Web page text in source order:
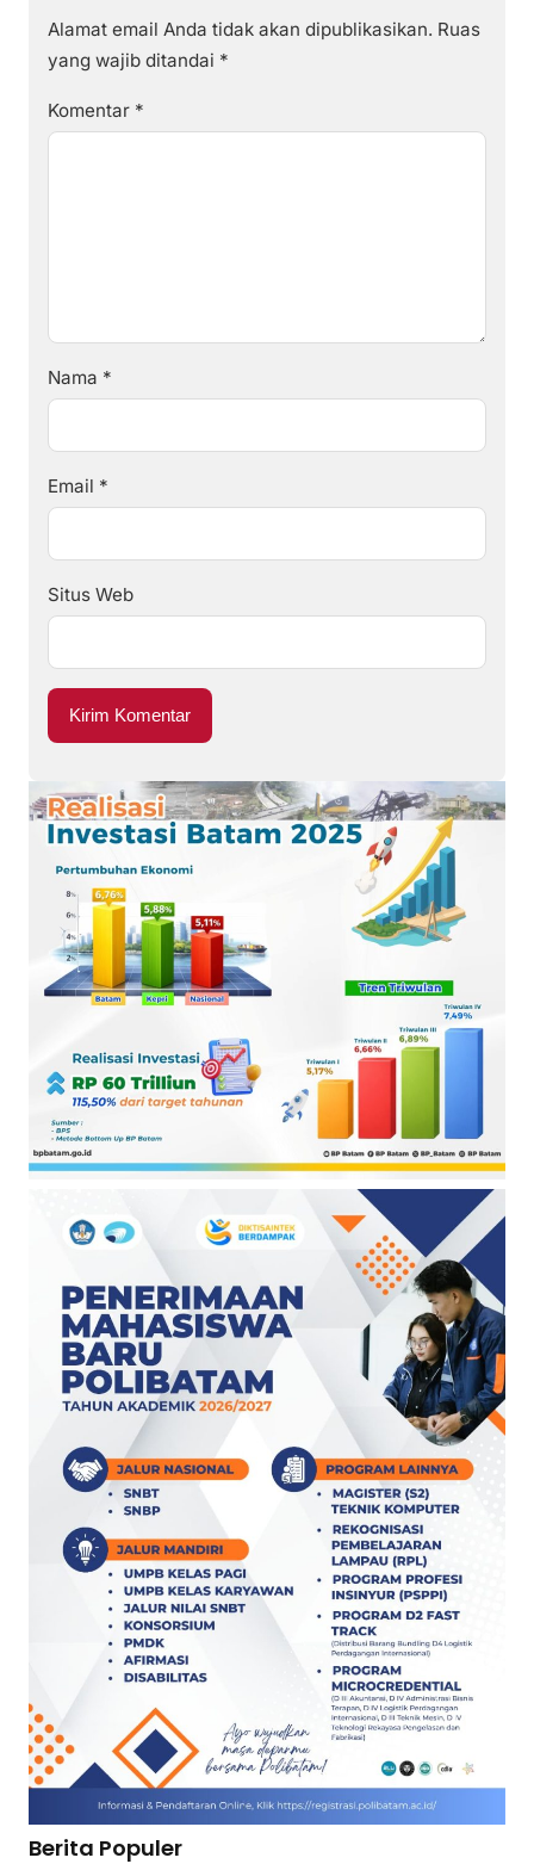
Alamat email Anda tidak akan dipublikasikan. Ruas
yang wajib ditandai *
Komentar *
Nama *
Email *
Situs Web
Berita Populer